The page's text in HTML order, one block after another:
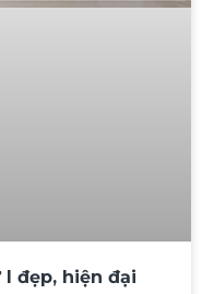
đẹp, hiện đại